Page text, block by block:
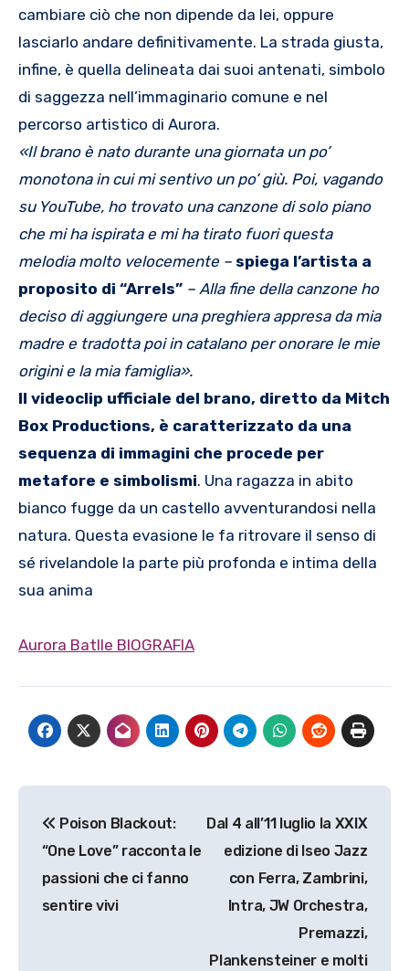
cambiare ciò che non dipende da lei, oppure
lasciarlo andare definitivamente. La strada giusta,
infine, è quella delineata dai suoi antenati, simbolo
di saggezza nell’immaginario comune e nel
percorso artistico di Aurora.
«Il brano è nato durante una giornata un po’
monotona in cui mi sentivo un po’ giù. Poi, vagando
su YouTube, ho trovato una canzone di solo piano
che mi ha ispirata e mi ha tirato fuori questa
melodia molto velocemente – spiega l’artista a
proposito di “Arrels” – Alla fine della canzone ho
deciso di aggiungere una preghiera appresa da mia
madre e tradotta poi in catalano per onorare le mie
origini e la mia famiglia».
Il videoclip ufficiale del brano, diretto da Mitch
Box Productions, è caratterizzato da una
sequenza di immagini che procede per
metafore e simbolismi. Una ragazza in abito
bianco fugge da un castello avventurandosi nella
natura. Questa evasione le fa ritrovare il senso di
sé rivelandole la parte più profonda e intima della
sua anima
Aurora Batlle BIOGRAFIA
articoli
Poison Blackout:
“One Love” racconta le
passioni che ci fanno
sentire vivi
Dal 4 all’11 luglio la XXIX
edizione di Iseo Jazz
con Ferra, Zambrini,
Intra, JW Orchestra,
Premazzi,
Plankensteiner e molti